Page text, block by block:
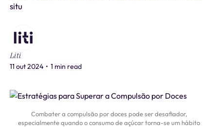
situ
Liti
11 out 2024 • 1 min read
Combater a compulsão por doces pode ser desafiador,
especialmente quando o consumo de açúcar torna-se um hábito